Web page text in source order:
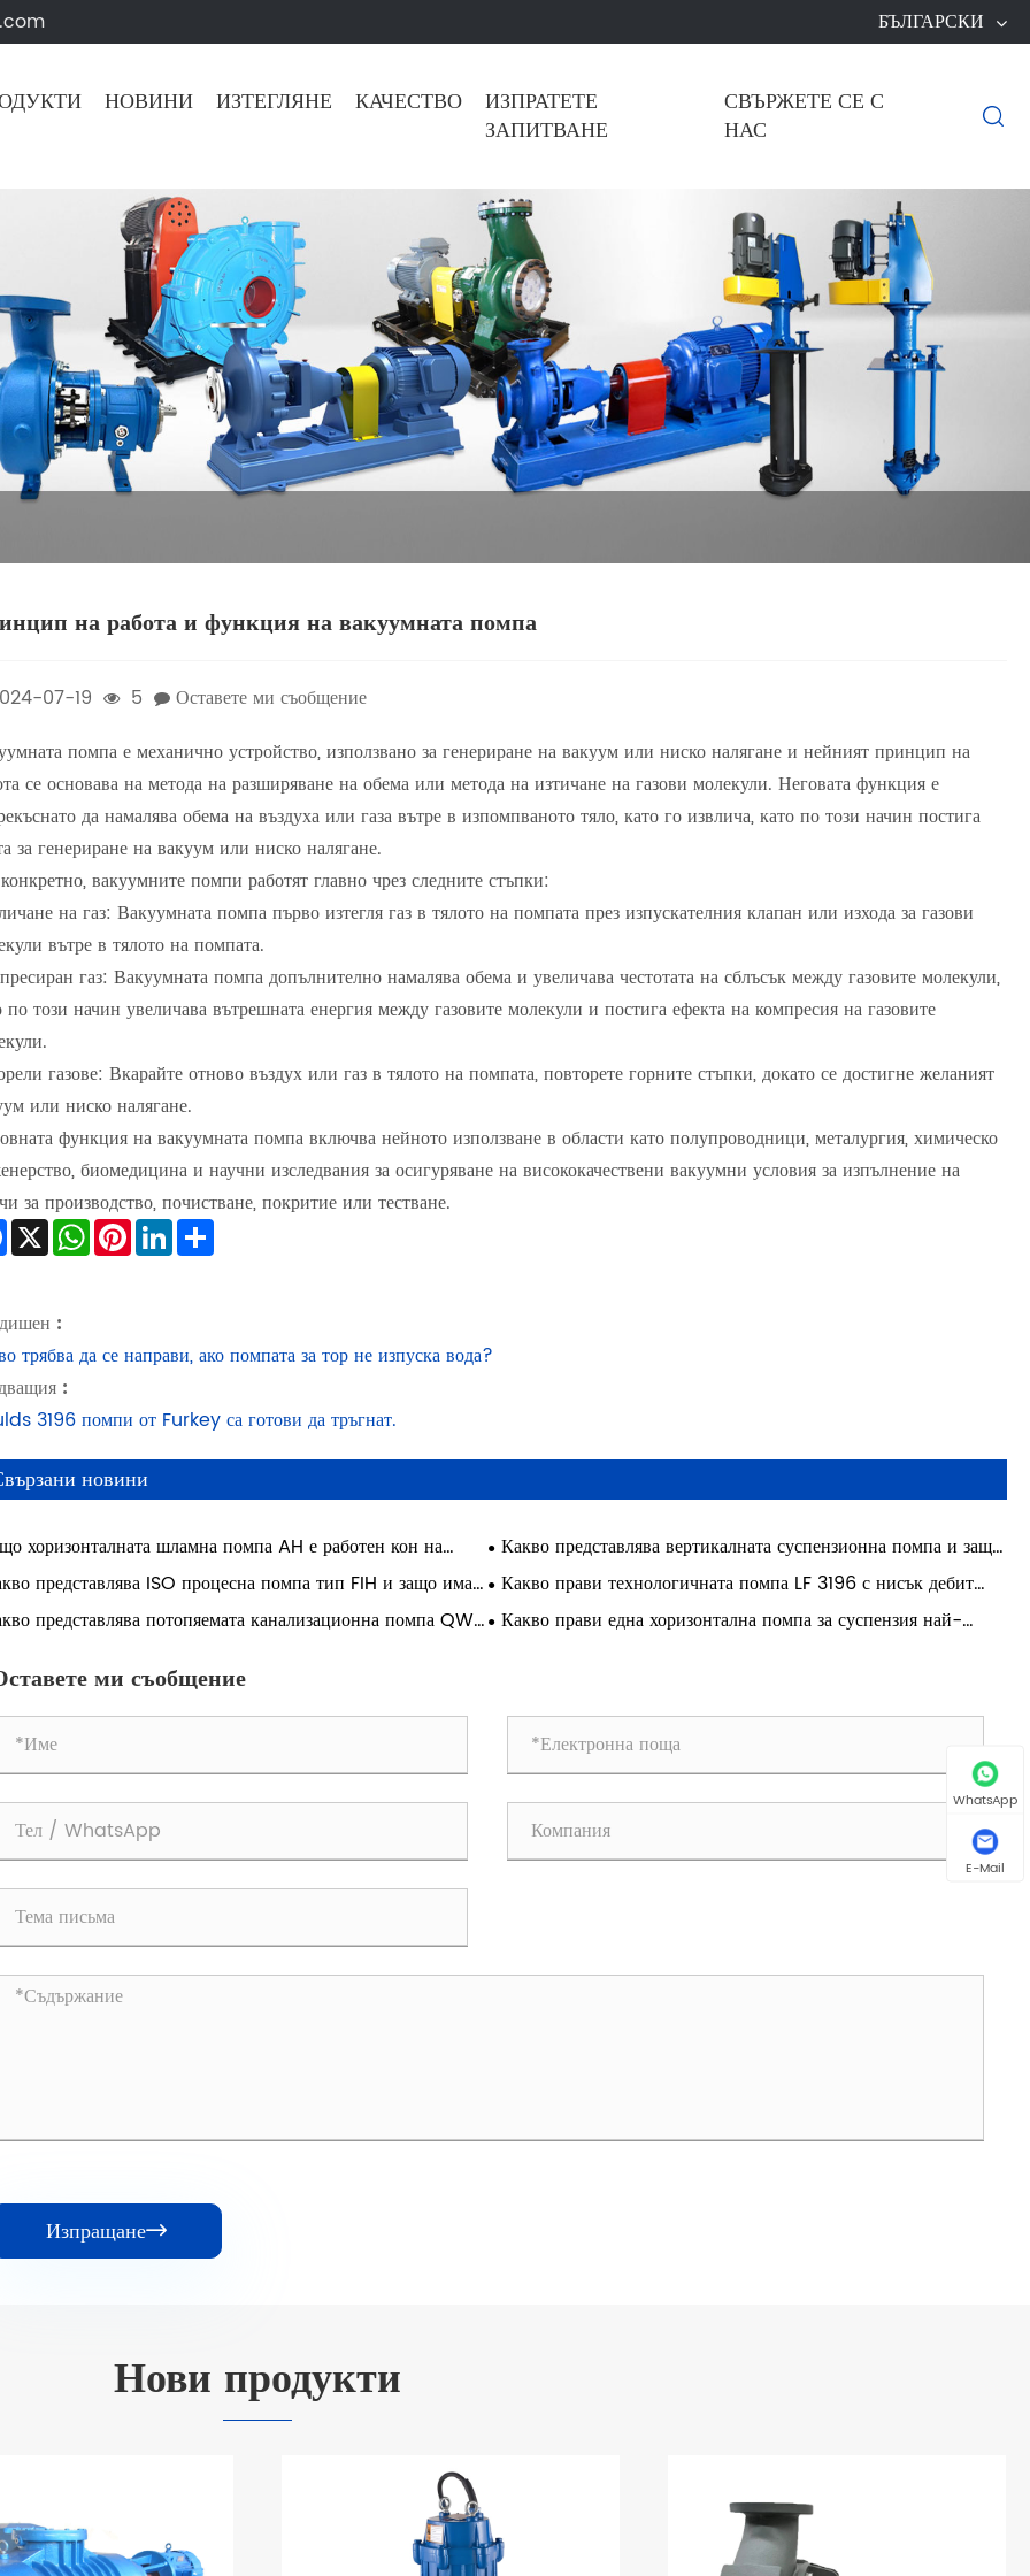
БЪЛГАРСКИ
НОВИНИ ИЗТЕГЛЯНЕ КАЧЕСТВО
ИЗПРАТЕТЕ
ЗАПИТВАНЕ
СВЪРЖЕТЕ СЕ С
НАС

на работа и функция на вакуумната помпа
07-19 5
Оставете ми съобщение
помпа е механично устройство, използвано за генериране на вакуум или ниско налягане и нейният принцип на
се основава на метода на разширяване на обема или метода на изтичане на газови молекули. Неговата функция е
да намалява обема на въздуха или газа вътре в изпомпваното тяло, като го извлича, като по този начин постига
за генериране на вакуум или ниско налягане.
вакуумните помпи работят главно чрез следните стъпки:
на газ: Вакуумната помпа първо изтегля газ в тялото на помпата през изпускателния клапан или изхода за газови
вътре в тялото на помпата.
газ: Вакуумната помпа допълнително намалява обема и увеличава честотата на сблъсък между газовите молекули,
по този начин увеличава вътрешната енергия между газовите молекули и постига ефекта на компресия на газовите
газове: Вкарайте отново въздух или газ в тялото на помпата, повторете горните стъпки, докато се достигне желаният
или ниско налягане.
функция на вакуумната помпа включва нейното използване в области като полупроводници, металургия, химическо
биомедицина и научни изследвания за осигуряване на висококачествени вакуумни условия за изпълнение на
за производство, почистване, покритие или тестване.
Facebook
X WhatsApp
Pinterest
LinkedIn
:
трябва да се направи, ако помпата за тор не изпуска вода?
:
3196 помпи от Furkey са готови да тръгнат.
новини
хоризонталната шламна помпа AH е работен кон на
индустрия от 60 години?
Какво представлява вертикалната суспензионна помпа и защо
е от съществено значение за тежки приложения?
представлява ISO процесна помпа тип FIH и защо има
Какво прави технологичната помпа LF 3196 с нисък дебит
ANSI идеална за промишлени приложения?
представлява потопяемата канализационна помпа QW
Какво прави една хоризонтална помпа за суспензия най-
ми съобщение
Изпращане
Нови продукти
WhatsApp
E-Mail